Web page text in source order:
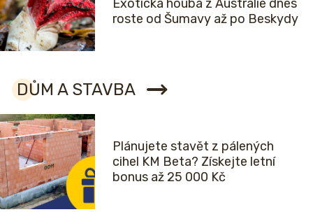
Exotická houba z Austrálie dnes
roste od Šumavy až po Beskydy
DŮM A STAVBA
Plánujete stavět z pálených
cihel KM Beta? Získejte letní
bonus až 25 000 Kč